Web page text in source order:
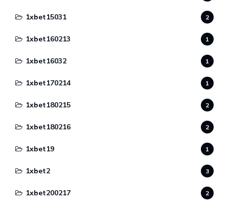
1xbet15031 2
1xbet160213 1
1xbet16032 1
1xbet170214 1
1xbet180215 2
1xbet180216 2
1xbet19 1
1xbet2 3
1xbet200217 2